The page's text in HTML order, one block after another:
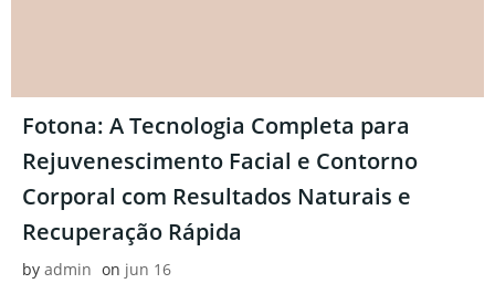
Fotona: A Tecnologia Completa para
Rejuvenescimento Facial e Contorno
Corporal com Resultados Naturais e
Recuperação Rápida
by admin on jun 16